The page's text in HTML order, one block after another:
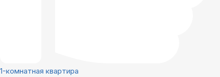
1-комнатная квартира